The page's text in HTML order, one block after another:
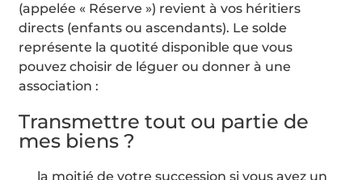
(appelée « Réserve ») revient à vos héritiers
directs (enfants ou ascendants). Le solde
représente la quotité disponible que vous
pouvez choisir de léguer ou donner à une
association :
Transmettre tout ou partie de
mes biens ?
la moitié de votre succession si vous avez un